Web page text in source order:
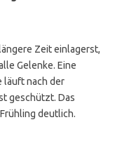
Zeit einlagerst,
Gelenke. Eine
läuft nach der
geschützt. Das
deutlich.